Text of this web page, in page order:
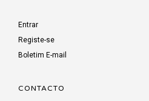
Entrar
Registe-se
Boletim E-mail
CONTACTO